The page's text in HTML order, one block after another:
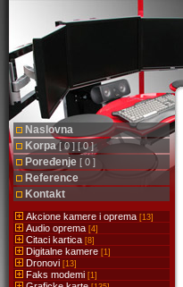
Naslovna
Korpa[ 0 ] [ 0 ]
Poređenje [ 0 ]
Reference
Kontakt
Akcione kamere i oprema [13]
Audio oprema [4]
Citaci kartica [8]
Digitalne kamere [1]
Dronovi [13]
Faks modemi [1]